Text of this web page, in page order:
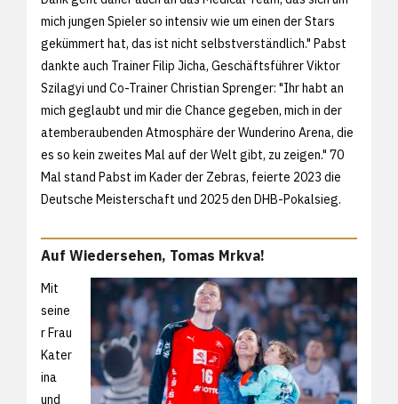
mich jungen Spieler so intensiv wie um einen der Stars
gekümmert hat, das ist nicht selbstverständlich." Pabst
dankte auch Trainer Filip Jicha, Geschäftsführer Viktor
Szilagyi und Co-Trainer Christian Sprenger: "Ihr habt an
mich geglaubt und mir die Chance gegeben, mich in der
atemberaubenden Atmosphäre der Wunderino Arena, die
es so kein zweites Mal auf der Welt gibt, zu zeigen." 70
Mal stand Pabst im Kader der Zebras, feierte 2023 die
Deutsche Meisterschaft und 2025 den DHB-Pokalsieg.
Auf Wiedersehen, Tomas Mrkva!
Mit
seine
r Frau
Kater
ina
und